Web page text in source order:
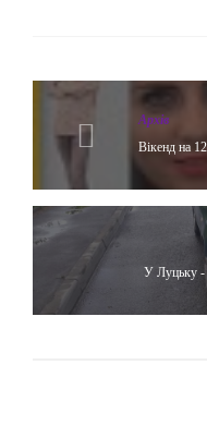
Архів
Вікенд на
У Луцьку -